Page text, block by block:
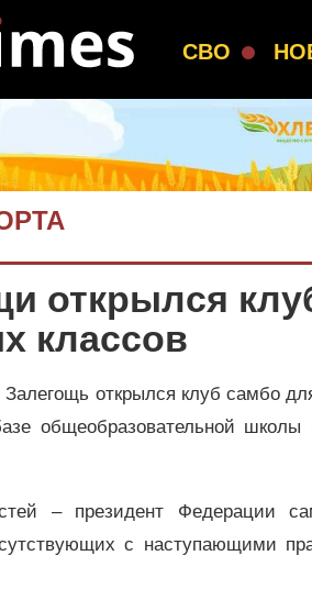
СВО
открылся
классов
Залегощь открылся клуб самбо
общеобразовательной
– президент Федерации
с наступающими